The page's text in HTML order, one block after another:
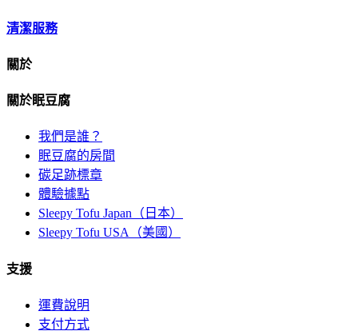
清潔服務
關於
關於眠豆腐
我們是誰？
眠豆腐的房間
碳足跡標章
體驗據點
Sleepy Tofu Japan（日本）
Sleepy Tofu USA（美國）
支援
運費說明
支付方式